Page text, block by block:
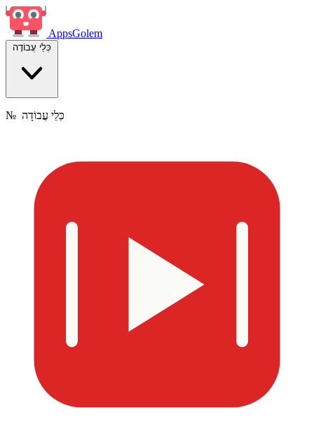
AppsGolem
כְּלֵי עֲבוֹדָה
№ כְּלֵי עֲבוֹדָה